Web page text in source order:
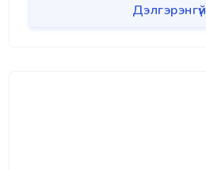
Дэлгэрэнгүй